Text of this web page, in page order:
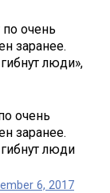
очень
заранее.
люди»,
очень
заранее.
люди
6, 2017